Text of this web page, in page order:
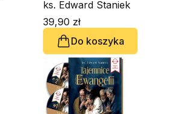
ks. Edward Staniek
39,90 zł
Do koszyka